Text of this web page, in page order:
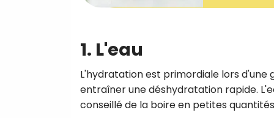
1. L'eau
L'hydratation est primordiale lors
entraîner une déshydratation rapide.
conseillé de la boire en petites